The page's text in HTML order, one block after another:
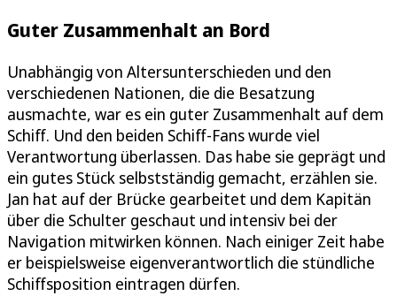
Guter Zusammenhalt an Bord
Unabhängig von Altersunterschieden und den
verschiedenen Nationen, die die Besatzung
ausmachte, war es ein guter Zusammenhalt auf dem
Schiff. Und den beiden Schiff-Fans wurde viel
Verantwortung überlassen. Das habe sie geprägt und
ein gutes Stück selbstständig gemacht, erzählen sie.
Jan hat auf der Brücke gearbeitet und dem Kapitän
über die Schulter geschaut und intensiv bei der
Navigation mitwirken können. Nach einiger Zeit habe
er beispielsweise eigenverantwortlich die stündliche
Schiffsposition eintragen dürfen.